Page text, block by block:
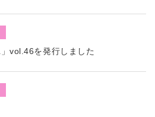
vol.46を発行しました